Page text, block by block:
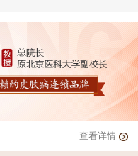
查看详情